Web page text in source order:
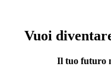
Vuoi
Il tuo futuro